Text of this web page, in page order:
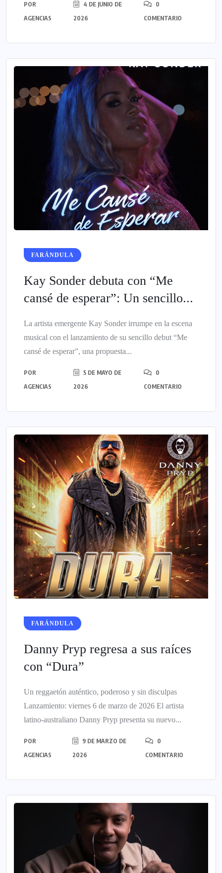
POR
AGENCIAS
4 DE JUNIO DE
2026
0
COMENTARIO
FARÁNDULA
Kay Sonder debuta con “Me
cansé de esperar”: Un sencillo...
La artista emergente Kay Sonder irrumpe en la escena
musical con el lanzamiento de su sencillo debut “Me
cansé de esperar”, una propuesta...
POR
AGENCIAS
5 DE MAYO DE
2026
0
COMENTARIO
FARÁNDULA
Danny Pryp regresa a sus raíces
con “Dura”
Un reggaetón auténtico, poderoso y sin disculpas
Lanzamiento: viernes 6 de marzo de 2026 El artista
latino-australiano Danny Pryp presenta su nuevo...
POR
AGENCIAS
9 DE MARZO DE
2026
0
COMENTARIO